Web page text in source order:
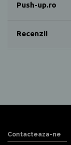
Push-up.ro
Recenzii
Contacteaza-ne